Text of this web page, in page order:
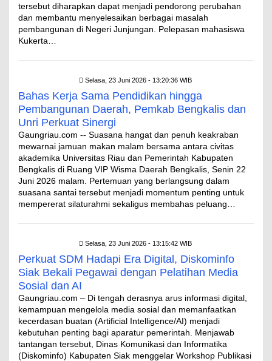
tersebut diharapkan dapat menjadi pendorong perubahan
dan membantu menyelesaikan berbagai masalah
pembangunan di Negeri Junjungan. Pelepasan mahasiswa
Kukerta…
Selasa, 23 Juni 2026 - 13:20:36 WIB
Bahas Kerja Sama Pendidikan hingga
Pembangunan Daerah, Pemkab Bengkalis dan
Unri Perkuat Sinergi
Gaungriau.com -- Suasana hangat dan penuh keakraban
mewarnai jamuan makan malam bersama antara civitas
akademika Universitas Riau dan Pemerintah Kabupaten
Bengkalis di Ruang VIP Wisma Daerah Bengkalis, Senin 22
Juni 2026 malam. Pertemuan yang berlangsung dalam
suasana santai tersebut menjadi momentum penting untuk
mempererat silaturahmi sekaligus membahas peluang…
Selasa, 23 Juni 2026 - 13:15:42 WIB
Perkuat SDM Hadapi Era Digital, Diskominfo
Siak Bekali Pegawai dengan Pelatihan Media
Sosial dan AI
Gaungriau.com – Di tengah derasnya arus informasi digital,
kemampuan mengelola media sosial dan memanfaatkan
kecerdasan buatan (Artificial Intelligence/AI) menjadi
kebutuhan penting bagi aparatur pemerintah. Menjawab
tantangan tersebut, Dinas Komunikasi dan Informatika
(Diskominfo) Kabupaten Siak menggelar Workshop Publikasi